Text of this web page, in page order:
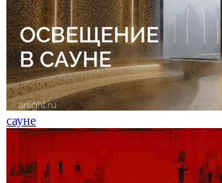
сауне